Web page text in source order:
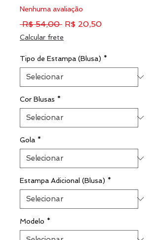
Nenhuma avaliação
R$ 54,00 Preço
R$ 20,50Preço
Calcular frete
Tipo de Estampa (Blusa) *
Cor Blusas *
Gola *
Estampa Adicional (Blusa) *
Modelo *